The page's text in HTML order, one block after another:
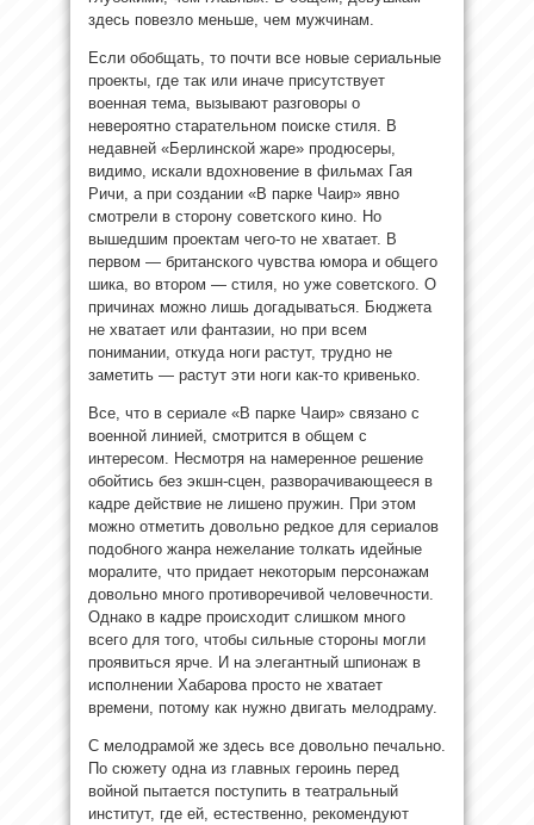
здесь повезло меньше, чем мужчинам.
Если обобщать, то почти все новые сериальные
проекты, где так или иначе присутствует
военная тема, вызывают разговоры о
невероятно старательном поиске стиля. В
недавней «Берлинской жаре» продюсеры,
видимо, искали вдохновение в фильмах Гая
Ричи, а при создании «В парке Чаир» явно
смотрели в сторону советского кино. Но
вышедшим проектам чего-то не хватает. В
первом — британского чувства юмора и общего
шика, во втором — стиля, но уже советского. О
причинах можно лишь догадываться. Бюджета
не хватает или фантазии, но при всем
понимании, откуда ноги растут, трудно не
заметить — растут эти ноги как-то кривенько.
Все, что в сериале «В парке Чаир» связано с
военной линией, смотрится в общем с
интересом. Несмотря на намеренное решение
обойтись без экшн-сцен, разворачивающееся в
кадре действие не лишено пружин. При этом
можно отметить довольно редкое для сериалов
подобного жанра нежелание толкать идейные
моралите, что придает некоторым персонажам
довольно много противоречивой человечности.
Однако в кадре происходит слишком много
всего для того, чтобы сильные стороны могли
проявиться ярче. И на элегантный шпионаж в
исполнении Хабарова просто не хватает
времени, потому как нужно двигать мелодраму.
С мелодрамой же здесь все довольно печально.
По сюжету одна из главных героинь перед
войной пытается поступить в театральный
институт, где ей, естественно, рекомендуют